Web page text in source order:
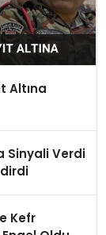
Altına
Sinyali Verdi
Kefr